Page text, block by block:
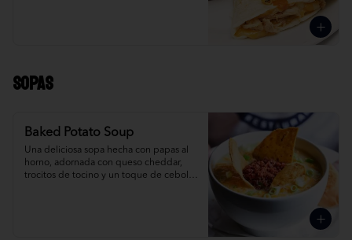
Sopas
Baked Potato Soup
Una deliciosa sopa hecha con papas al
horno, adornada con queso cheddar,
trocitos de tocino y un toque de cebolla